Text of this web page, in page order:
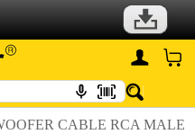
CABLE RCA MALE